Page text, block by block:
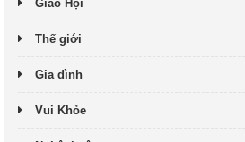
Giáo Hội
Thế giới
Gia đình
Vui Khỏe